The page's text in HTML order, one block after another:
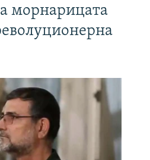
морнарицата